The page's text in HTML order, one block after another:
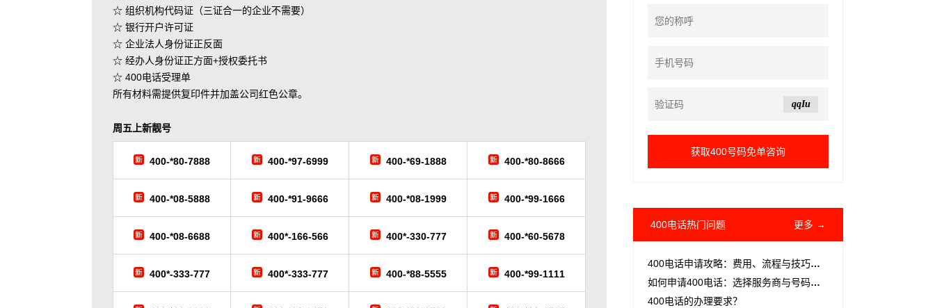
☆ 组织机构代码证（三证合一的企业不需要）
☆ 银行开户许可证
☆ 企业法人身份证正反面
☆ 经办人身份证正方面+授权委托书
☆ 400电话受理单
所有材料需提供复印件并加盖公司红色公章。
周五 上新靓号
400-*80-7888 400-*97-6999 400-*69-1888 400-*80-8666
400-*08-5888 400-*91-9666 400-*08-1999 400-*99-1666
400-*08-6688 400*-166-566 400*-330-777 400-*60-5678
400*-333-777 400*-333-777 400-*88-5555 400-*99-1111
qqIu
400电话热门问题 更多 →
400电话申请攻略：费用、流程与技巧一网打尽！
如何申请400电话：选择服务商与号码的完整步骤指南
‌400电话的办理要求？